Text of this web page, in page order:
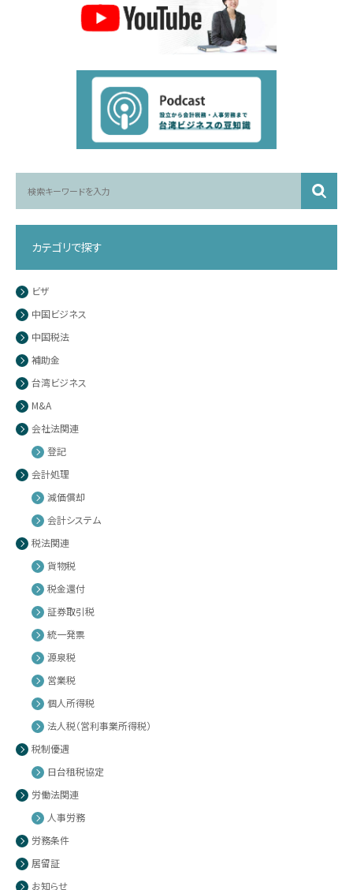
カテゴリで探す
ビザ
中国ビジネス
中国税法
補助金
台湾ビジネス
M&A
会社法関連
登記
会計処理
減価償却
会計システム
税法関連
貨物税
税金還付
証券取引税
統一発票
源泉税
営業税
個人所得税
法人税（営利事業所得税）
税制優遇
日台租税協定
労働法関連
人事労務
労務条件
居留証
お知らせ